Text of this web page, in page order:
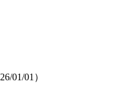
01/01）